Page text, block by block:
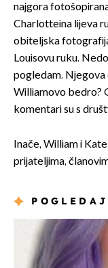
najgora
Charlotteina lijeva
obiteljska
Louisovu ruku.
pogledam. Njegova
Williamovo bedro?
komentari su s
Inače, William i
prijateljima,
POGLEDAJ